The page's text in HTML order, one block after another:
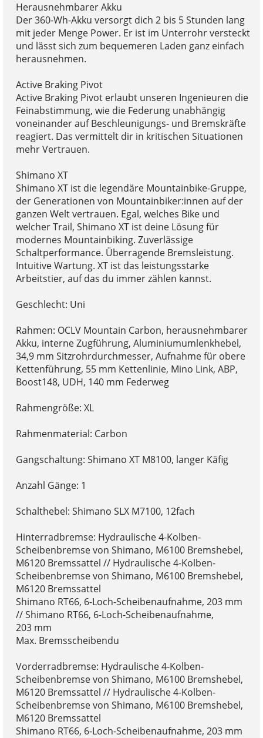
Herausnehmbarer Akku
Der 360-Wh-Akku versorgt dich 2 bis 5 Stunden lang
mit jeder Menge Power. Er ist im Unterrohr versteckt
und lässt sich zum bequemeren Laden ganz einfach
herausnehmen.
Active Braking Pivot
Active Braking Pivot erlaubt unseren Ingenieuren die
Feinabstimmung, wie die Federung unabhängig
voneinander auf Beschleunigungs- und Bremskräfte
reagiert. Das vermittelt dir in kritischen Situationen
mehr Vertrauen.
Shimano XT
Shimano XT ist die legendäre Mountainbike-Gruppe,
der Generationen von Mountainbiker:innen auf der
ganzen Welt vertrauen. Egal, welches Bike und
welcher Trail, Shimano XT ist deine Lösung für
modernes Mountainbiking. Zuverlässige
Schaltperformance. Überragende Bremsleistung.
Intuitive Wartung. XT ist das leistungsstarke
Arbeitstier, auf das du immer zählen kannst.
Geschlecht: Uni
Rahmen: OCLV Mountain Carbon, herausnehmbarer
Akku, interne Zugführung, Aluminiumumlenkhebel,
34,9 mm Sitzrohrdurchmesser, Aufnahme für obere
Kettenführung, 55 mm Kettenlinie, Mino Link, ABP,
Boost148, UDH, 140 mm Federweg
Rahmengröße: XL
Rahmenmaterial: Carbon
Gangschaltung: Shimano XT M8100, langer Käfig
Anzahl Gänge: 1
Schalthebel: Shimano SLX M7100, 12fach
Hinterradbremse: Hydraulische 4-Kolben-
Scheibenbremse von Shimano, M6100 Bremshebel,
M6120 Bremssattel // Hydraulische 4-Kolben-
Scheibenbremse von Shimano, M6100 Bremshebel,
M6120 Bremssattel
Shimano RT66, 6-Loch-Scheibenaufnahme, 203 mm
// Shimano RT66, 6-Loch-Scheibenaufnahme,
203 mm
Max. Bremsscheibendu
Vorderradbremse: Hydraulische 4-Kolben-
Scheibenbremse von Shimano, M6100 Bremshebel,
M6120 Bremssattel // Hydraulische 4-Kolben-
Scheibenbremse von Shimano, M6100 Bremshebel,
M6120 Bremssattel
Shimano RT66, 6-Loch-Scheibenaufnahme, 203 mm